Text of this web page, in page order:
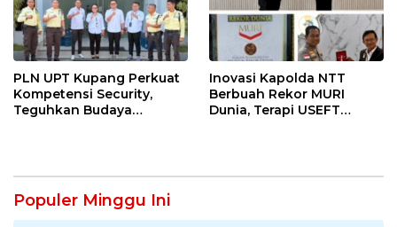
PLN UPT Kupang Perkuat
Kompetensi Security,
Teguhkan Budaya
Inovasi Kapolda NTT
Berbuah Rekor MURI
Dunia, Terapi USEFT
Populer Minggu Ini